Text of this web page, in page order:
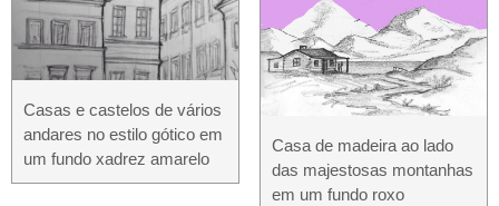
Casas e castelos de vários
andares no estilo gótico em
um fundo xadrez amarelo
Casa de madeira ao lado
das majestosas montanhas
em um fundo roxo